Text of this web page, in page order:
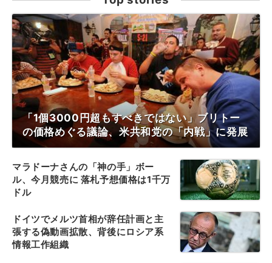
「1個3000円超もすべきではない」ブリトー
の価格めぐる議論、米共和党の「内戦」に発展
マラドーナさんの「神の手」ボー
ル、今月競売に 落札予想価格は1千万
ドル
ドイツでメルツ首相が辞任計画と主
張する偽動画拡散、背後にロシア系
情報工作組織